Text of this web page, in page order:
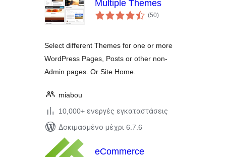
Multiple Themes
(50αξιολογήσεις
σύνολο
)
Select different Themes for one or more
WordPress Pages, Posts or other non-
Admin pages. Or Site Home.
miabou
10,000+ ενεργές εγκαταστάσεις
Δοκιμασμένο μέχρι 6.7.6
eCommerce